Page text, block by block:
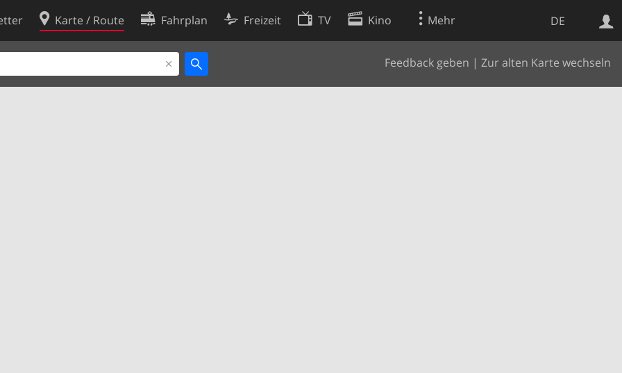
DE
Karte / Route Fahrplan Freizeit TV Kino Mehr
Feedback geben | Zur alten Karte wechseln
Websuche
Cookie-Richtlinie
Cookie-Einstellungen